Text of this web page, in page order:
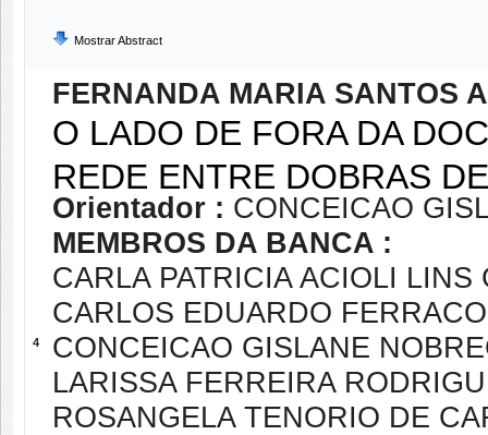
Mostrar Abstract
4
FERNANDA MARIA SANTOS
O LADO DE FORA DA
REDE ENTRE DOBRAS
Orientador : CONCEICAO
MEMBROS DA BANCA :
CARLA PATRICIA ACIOLI LINS
CARLOS EDUARDO FERRACO
CONCEICAO GISLANE
LARISSA FERREIRA
ROSANGELA TENORIO DE